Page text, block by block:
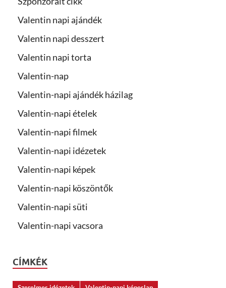
Valentin napi ajándék
Valentin napi desszert
Valentin napi torta
Valentin-nap
Valentin-napi ajándék házilag
Valentin-napi ételek
Valentin-napi filmek
Valentin-napi idézetek
Valentin-napi képek
Valentin-napi köszöntők
Valentin-napi süti
Valentin-napi vacsora
CÍMKÉK